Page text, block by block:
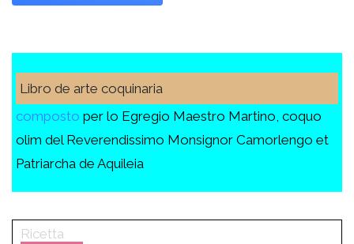
Libro de arte coquinaria
composto per lo Egregio Maestro Martino, coquo
olim del Reverendissimo Monsignor Camorlengo et
Patriarcha de Aquileia